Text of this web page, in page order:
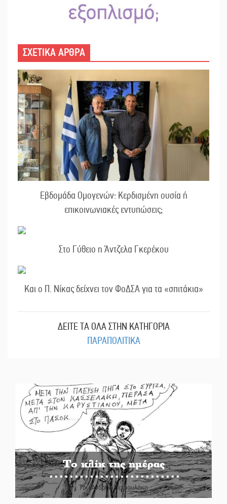
ΣΧΕΤΙΚΑ ΑΡΘΡΑ
Εβδομάδα Ομογενών: Κερδισμένη ουσία ή
επικοινωνιακές εντυπώσεις;
Στο Γύθειο η Άντζελα Γκερέκου
Και ο Π. Νίκας δείχνει τον ΦοΔΣΑ για τα «σπιτάκια»
ΔΕΙΤΕ ΤΑ ΟΛΑ ΣΤΗΝ ΚΑΤΗΓΟΡΙΑ
ΠΑΡΑΠΟΛΙΤΙΚΑ
Το κλίκ της ημέρας
Του Ανδρέα Πετρουλάκη